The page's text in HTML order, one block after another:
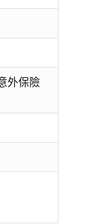
外保險